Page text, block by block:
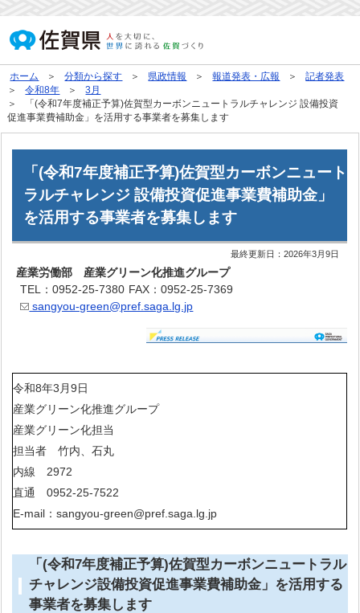
ホーム 分類から探す 県政情報 報道発表・広報
記者発表
令和8年
3月
「(令和7年度補正予算)佐賀型カーボンニュートラルチャレンジ 設備投資
促進事業費補助金」を活用する事業者を募集します
「(令和7年度補正予算)佐賀型カーボンニュート
ラルチャレンジ 設備投資促進事業費補助金」
を活用する事業者を募集します
最終更新日：2026年3月9日
産業労働部 産業グリーン化推進グループ
TEL：0952-25-7380 FAX：0952-25-7369
sangyou-green@pref.saga.lg.jp
令和8年3月9日
産業グリーン化推進グループ
産業グリーン化担当
担当者 竹内、石丸
内線 2972
直通 0952-25-7522
E-mail：sangyou-green@pref.saga.lg.jp
「(令和7年度補正予算)佐賀型カーボンニュートラル
チャレンジ設備投資促進事業費補助金」を活用する
事業者を募集します